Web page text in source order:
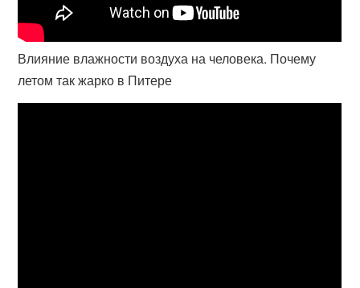
Влияние влажности воздуха на человека. Почему
летом так жарко в Питере